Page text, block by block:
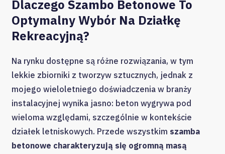
Dlaczego Szambo Betonowe To
Optymalny Wybór Na Działkę
Rekreacyjną?
Na rynku dostępne są różne rozwiązania, w tym
lekkie zbiorniki z tworzyw sztucznych, jednak z
mojego wieloletniego doświadczenia w branży
instalacyjnej wynika jasno: beton wygrywa pod
wieloma względami, szczególnie w kontekście
działek letniskowych. Przede wszystkim szamba
betonowe charakteryzują się ogromną masą